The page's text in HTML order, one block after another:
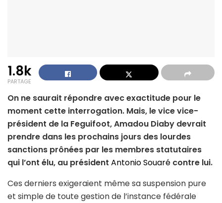
1.8k
PARTAGE
On ne saurait répondre avec exactitude pour le
moment cette interrogation. Mais, le vice vice-
président de la Feguifoot, Amadou Diaby devrait
prendre dans les prochains jours des lourdes
sanctions prônées par les membres statutaires
qui l’ont élu, au président Antonio Souaré contre lui.
Ces derniers exigeraient même sa suspension pure
et simple de toute gestion de l’instance fédérale